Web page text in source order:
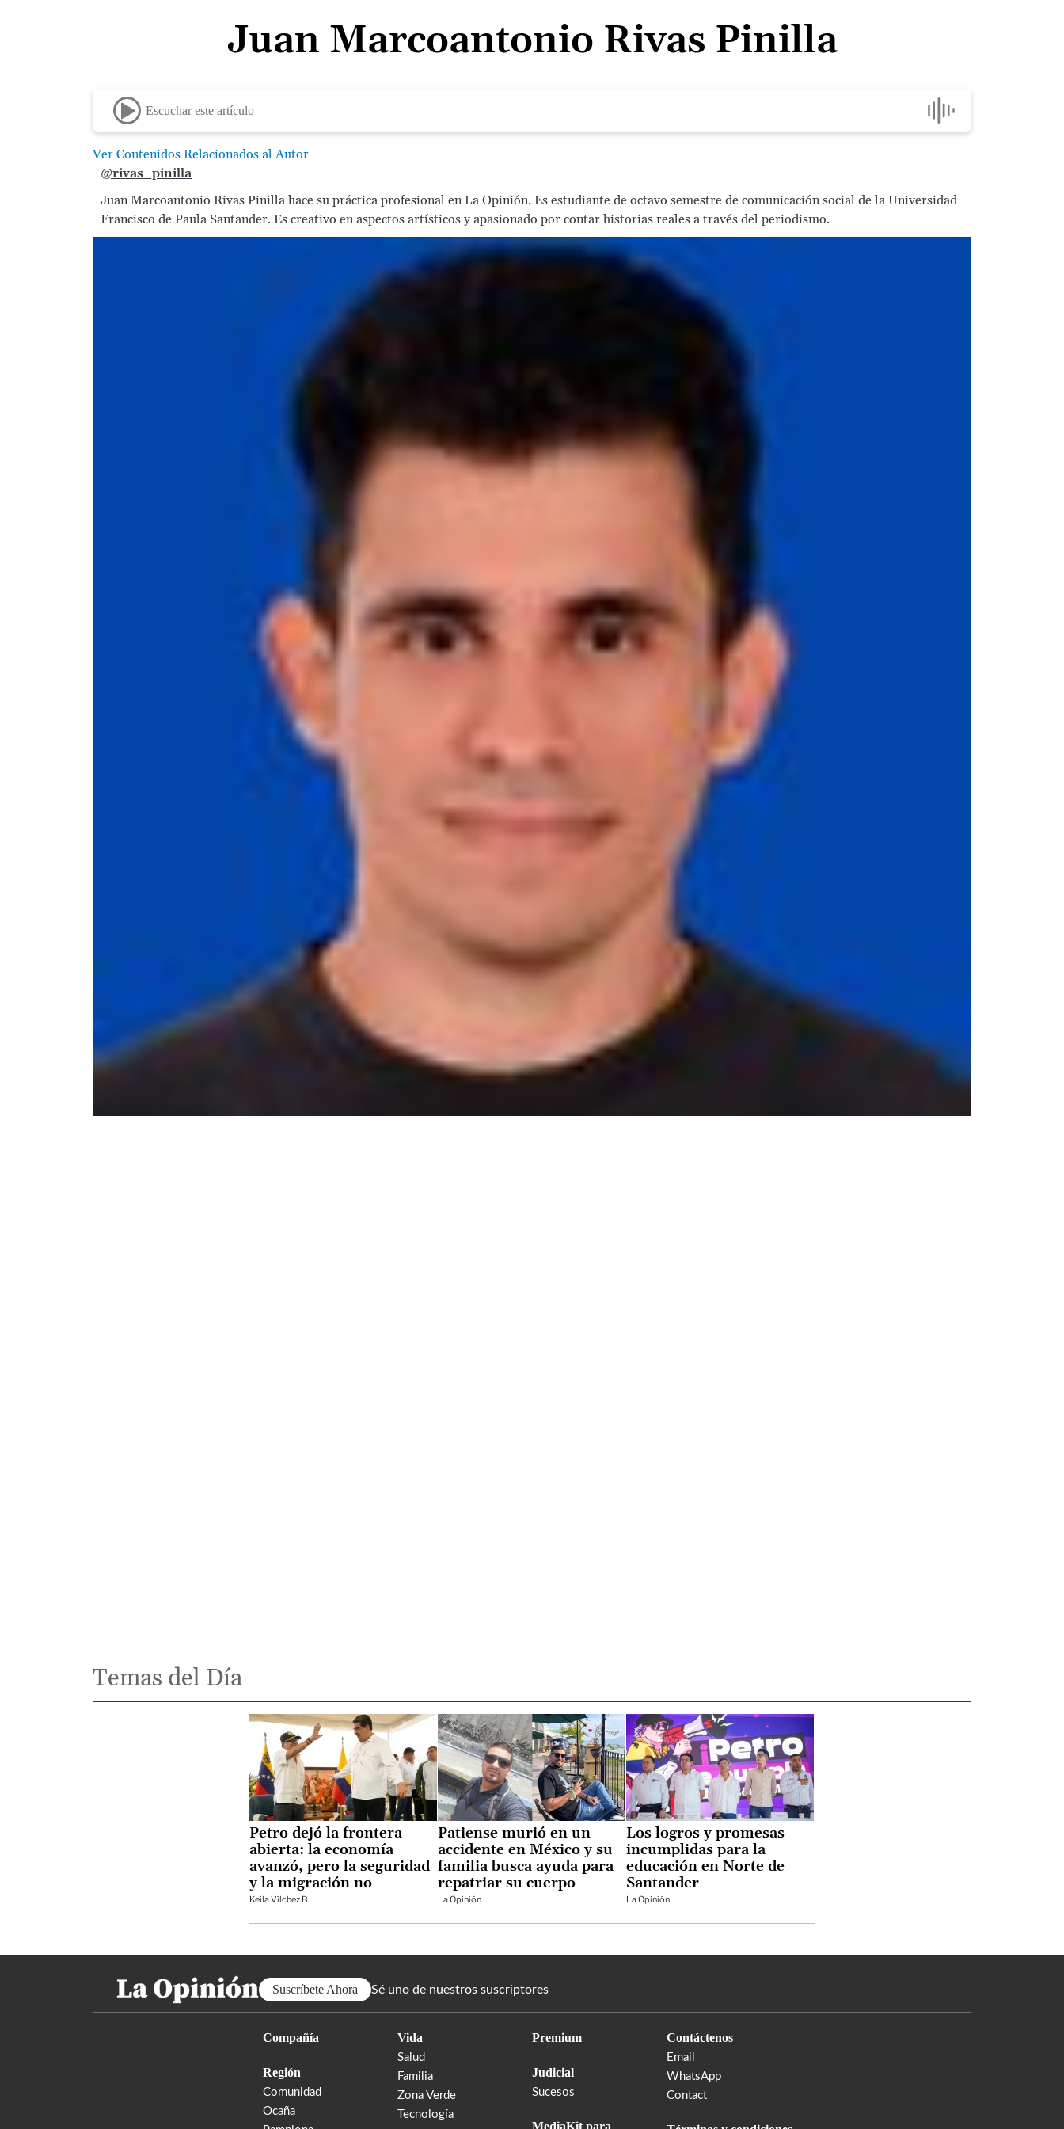
Juan Marcoantonio Rivas Pinilla
Escuchar este artículo
Ver Contenidos Relacionados al Autor
@rivas_pinilla
Juan Marcoantonio Rivas Pinilla hace su práctica profesional en La Opinión. Es estudiante de octavo semestre de comunicación social de la Universidad
Francisco de Paula Santander. Es creativo en aspectos artísticos y apasionado por contar historias reales a través del periodismo.
Temas del Día
Petro dejó la frontera
abierta: la economía
avanzó, pero la seguridad
y la migración no
Keila Vílchez B.
Patiense murió en un
accidente en México y su
familia busca ayuda para
repatriar su cuerpo
La Opinión
Los logros y promesas
incumplidas para la
educación en Norte de
Santander
La Opinión
Suscríbete Ahora Sé uno de nuestros suscriptores
Compañía
Región
Comunidad
Ocaña
Vida
Salud
Familia
Zona Verde
Tecnología
Premium
Judicial
Sucesos
MediaKit para
Contáctenos
Email
WhatsApp
Contact